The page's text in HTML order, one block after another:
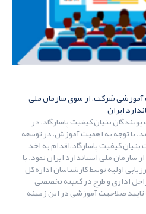
آموزشی شرکت، از سوی سازمان ملی
ایران
بنیان کیفیت پاسارگاد،‌ در
با توجه به اهمیت آموزش، در توسعه
کیفیت پاسارگاد،‌اقدام به اخذ
ملی استاندارد ایران نمود. با
اولیه توسط کارشناسان اداره کل
اداری و طرح در کمیته تخصصی
تایید صلاحیت آموزشی در این زمینه